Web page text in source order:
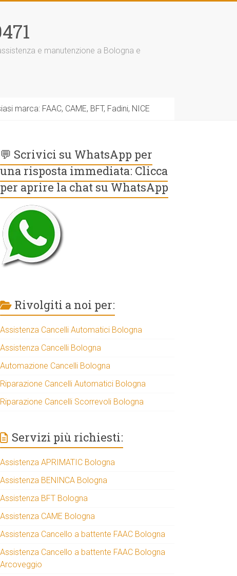
e manutenzione a Bologna e
marca: FAAC, CAME, BFT, Fadini, NICE
💬 Scrivici su WhatsApp per
una risposta immediata: Clicca
per aprire la chat su WhatsApp
Rivolgiti a noi per:
Assistenza Cancelli Automatici Bologna
Assistenza Cancelli Bologna
Automazione Cancelli Bologna
Riparazione Cancelli Automatici Bologna
Riparazione Cancelli Scorrevoli Bologna
Servizi più richiesti:
Assistenza APRIMATIC Bologna
Assistenza BENINCA Bologna
Assistenza BFT Bologna
Assistenza CAME Bologna
Assistenza Cancello a battente FAAC Bologna
Assistenza Cancello a battente FAAC Bologna
Arcoveggio